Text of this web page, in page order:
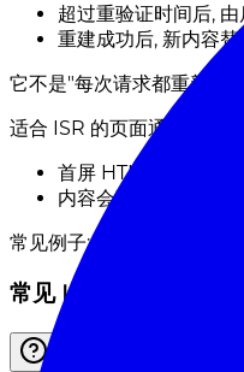
超过重验证时间后, 由
重建成功后, 新内容替
它不是"每次请求都重新渲
适合 ISR 的页面通常具备两
首屏 HTML 对所有访
内容会更新, 但不要
常见例子:
常见 ISR 页面